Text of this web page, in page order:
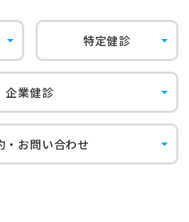
特定健診
企業健診
・お問い合わせ